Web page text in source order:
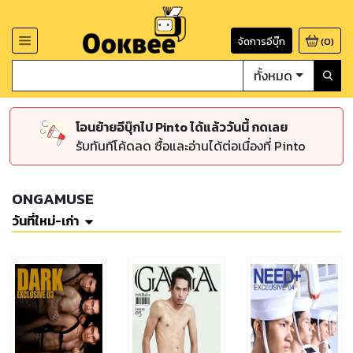
จัดการอีบุ๊ก (0)
ทั้งหมด
โอนย้ายอีบุ๊กไป Pinto ได้แล้ววันนี้ กดเลย
รับทันทีโค้ดลด ซื้อและอ่านได้ต่อเนื่องที่ Pinto
ONGAMUSE
วันที่ใหม่-เก่า